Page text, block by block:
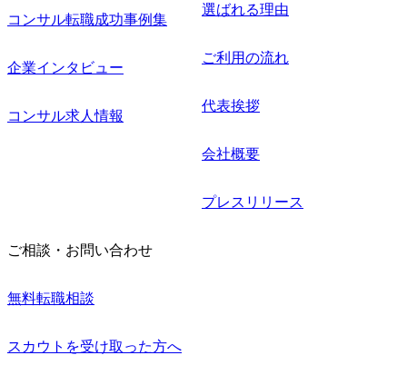
コンサル転職成功事例集
企業インタビュー
コンサル求人情報
選ばれる理由
ご利用の流れ
代表挨拶
会社概要
プレスリリース
ご相談・お問い合わせ
無料転職相談
スカウトを受け取った方へ